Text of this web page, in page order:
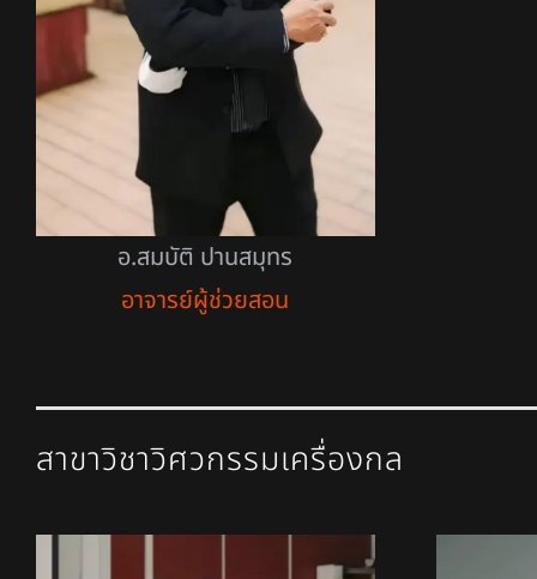
อ.สมบัติ ปานสมุทร
อาจารย์ผู้ช่วยสอน
สาขาวิชาวิศวกรรมเครื่องกล